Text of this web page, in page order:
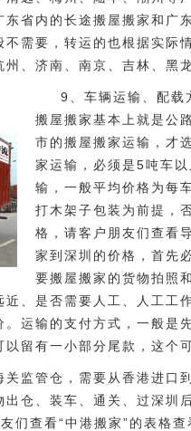
省内的长途搬屋搬家和广
需要，转运的也根据实际
、济南、南京、吉林、黑
9、车辆运输、配载
搬屋搬家基本上就是公
市的搬屋搬家运输，才
家运输，必须是5吨车
输，一般平均价格为每
打木架子包装为前提，
格，请客户朋友们查看
家到深圳的价格，首先
要搬屋搬家的货物拍照
、是否需要人工、人工工
运输的支付方式，一般是
留有一小部分尾款，这个
监管仓，需要从香港进口
仓、装车、通关、过深圳
们查看“中港搬家”的表格